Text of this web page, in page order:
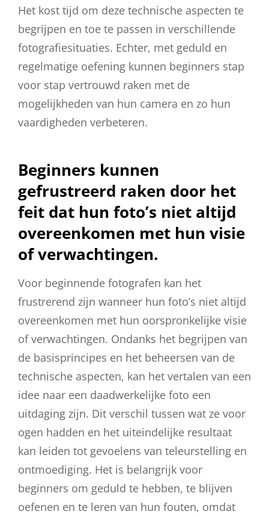
Het kost tijd om deze technische aspecten te
begrijpen en toe te passen in verschillende
fotografiesituaties. Echter, met geduld en
regelmatige oefening kunnen beginners stap
voor stap vertrouwd raken met de
mogelijkheden van hun camera en zo hun
vaardigheden verbeteren.
Beginners kunnen
gefrustreerd raken door het
feit dat hun foto’s niet altijd
overeenkomen met hun visie
of verwachtingen.
Voor beginnende fotografen kan het
frustrerend zijn wanneer hun foto’s niet altijd
overeenkomen met hun oorspronkelijke visie
of verwachtingen. Ondanks het begrijpen van
de basisprincipes en het beheersen van de
technische aspecten, kan het vertalen van een
idee naar een daadwerkelijke foto een
uitdaging zijn. Dit verschil tussen wat ze voor
ogen hadden en het uiteindelijke resultaat
kan leiden tot gevoelens van teleurstelling en
ontmoediging. Het is belangrijk voor
beginners om geduld te hebben, te blijven
oefenen en te leren van hun fouten, omdat